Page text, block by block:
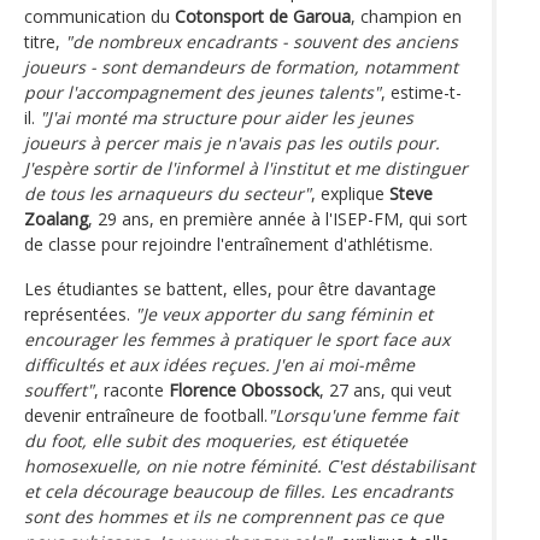
communication du Cotonsport de Garoua, champion en
titre, "de nombreux encadrants - souvent des anciens
joueurs - sont demandeurs de formation, notamment
pour l'accompagnement des jeunes talents", estime-t-
il. "J'ai monté ma structure pour aider les jeunes
joueurs à percer mais je n'avais pas les outils pour.
J'espère sortir de l'informel à l'institut et me distinguer
de tous les arnaqueurs du secteur", explique Steve
Zoalang, 29 ans, en première année à l'ISEP-FM, qui sort
de classe pour rejoindre l'entraînement d'athlétisme.
Les étudiantes se battent, elles, pour être davantage
représentées. "Je veux apporter du sang féminin et
encourager les femmes à pratiquer le sport face aux
difficultés et aux idées reçues. J'en ai moi-même
souffert", raconte Florence Obossock, 27 ans, qui veut
devenir entraîneure de football. "Lorsqu'une femme fait
du foot, elle subit des moqueries, est étiquetée
homosexuelle, on nie notre féminité. C'est déstabilisant
et cela décourage beaucoup de filles. Les encadrants
sont des hommes et ils ne comprennent pas ce que